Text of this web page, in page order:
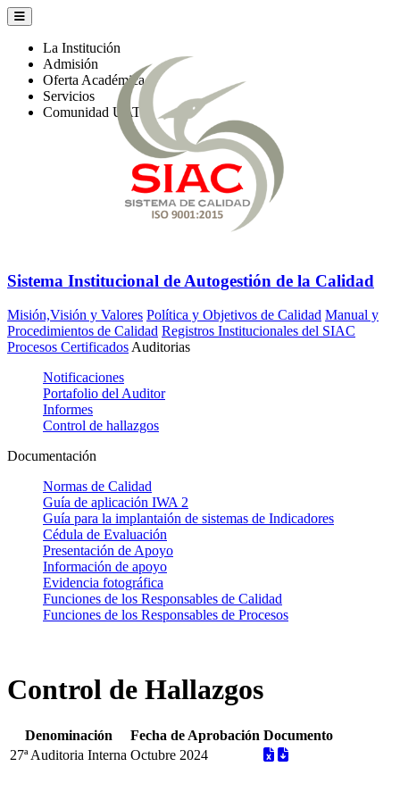
La Institución
Admisión
Oferta Académica
Servicios
Comunidad UATx
Sistema Institucional de Autogestión de la Calidad
Misión,Visión y Valores Política y Objetivos de Calidad Manual y
Procedimientos de Calidad Registros Institucionales del SIAC
Procesos CertificadosAuditorias
Notificaciones
Portafolio del Auditor
Informes
Control de hallazgos
Documentación
Normas de Calidad
Guía de aplicación IWA 2
Guía para la implantaión de sistemas de Indicadores
Cédula de Evaluación
Presentación de Apoyo
Información de apoyo
Evidencia fotográfica
Funciones de los Responsables de Calidad
Funciones de los Responsables de Procesos
Control de Hallazgos
Denominación Fecha de Aprobación Documento
27ª Auditoria Interna Octubre 2024